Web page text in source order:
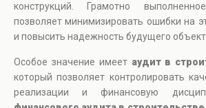
конструкций. Грамотно
позволяет минимизировать ошибки на
и повысить надежность будущего
Особое значение имеет аудит в
который позволяет контролировать
реализации и финансовую